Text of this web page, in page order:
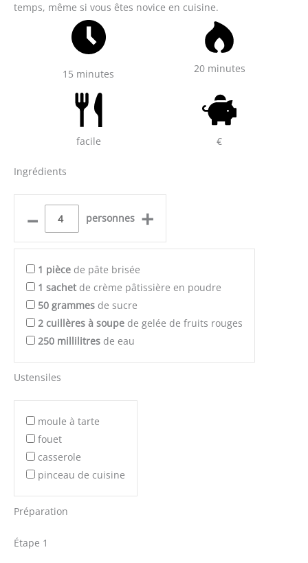
temps, même si vous êtes novice en cuisine.
15 minutes 20 minutes
facile €
Ingrédients
– personnes +
1 pièce de pâte brisée
1 sachet de crème pâtissière en poudre
50 grammes de sucre
2 cuillères à soupe de gelée de fruits rouges
250 millilitres de eau
Ustensiles
moule à tarte
fouet
casserole
pinceau de cuisine
Préparation
Étape 1